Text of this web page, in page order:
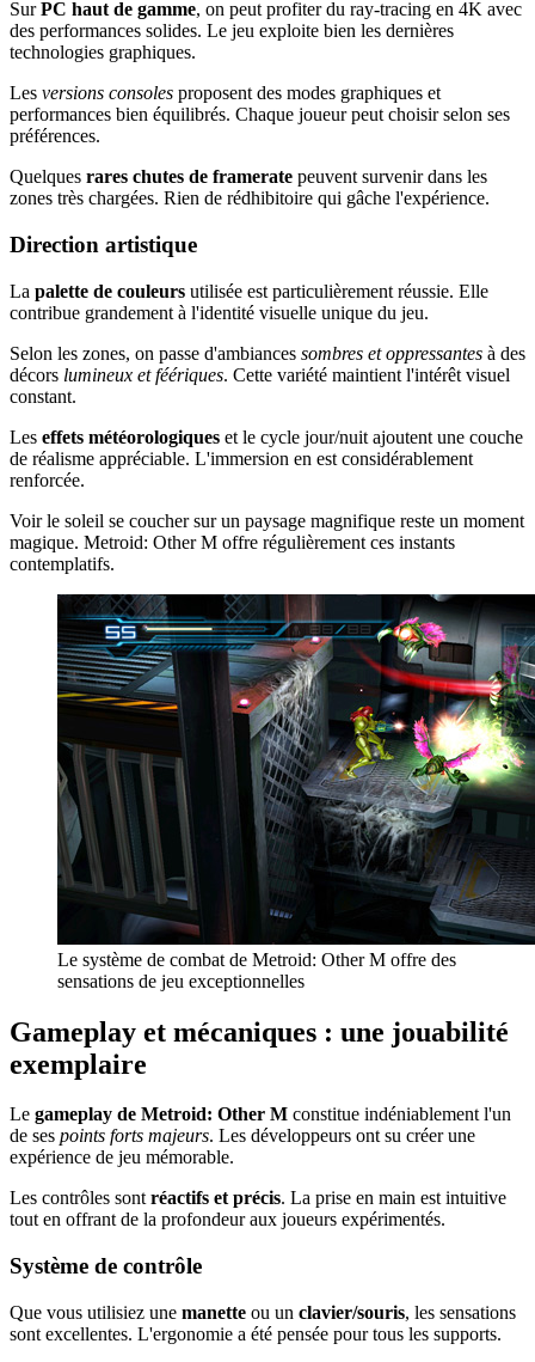
SurPC haut de gamme, on peut profiter du ray-tracing en 4K avec
des performances solides. Le jeu exploite bien les dernières
technologies graphiques.
Les versions consoles proposent des modes graphiques et
performances bien équilibrés. Chaque joueur peut choisir selon ses
préférences.
Quelques rares chutes de framerate peuvent survenir dans les
zones très chargées. Rien de rédhibitoire qui gâche l'expérience.
Direction artistique
La palette de couleurs utilisée est particulièrement réussie. Elle
contribue grandement à l'identité visuelle unique du jeu.
Selon les zones, on passe d'ambiances sombres et oppressantes à des
décors lumineux et féériques. Cette variété maintient l'intérêt visuel
constant.
Les effets météorologiques et le cycle jour/nuit ajoutent une couche
de réalisme appréciable. L'immersion en est considérablement
renforcée.
Voir le soleil se coucher sur un paysage magnifique reste un moment
magique. Metroid: Other M offre régulièrement ces instants
contemplatifs.
Le système de combat de Metroid: Other M offre des
sensations de jeu exceptionnelles
Gameplay et mécaniques : une jouabilité
exemplaire
Le gameplay de Metroid: Other M constitue indéniablement l'un
de ses points forts majeurs. Les développeurs ont su créer une
expérience de jeu mémorable.
Les contrôles sontréactifs et précis. La prise en main est intuitive
tout en offrant de la profondeur aux joueurs expérimentés.
Système de contrôle
Que vous utilisiez une manette ou un clavier/souris, les sensations
sont excellentes. L'ergonomie a été pensée pour tous les supports.